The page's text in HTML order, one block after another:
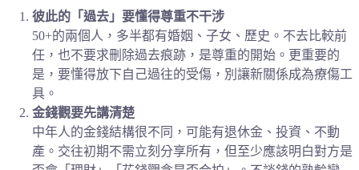
彼此的「過去」要懂得尊重不干涉
50+的兩個人，多半都有婚姻、子女、歷史。不去比較前
任，也不要求刪除過去痕跡，是尊重的開始。更重要的
是，要懂得放下自己過往的受傷，別讓新關係成為療傷工
具。
金錢觀要先講清楚
中年人的金錢結構很不同，可能有退休金、投資、不動
產。交往初期不需立刻分享所有，但至少應該明白對方是